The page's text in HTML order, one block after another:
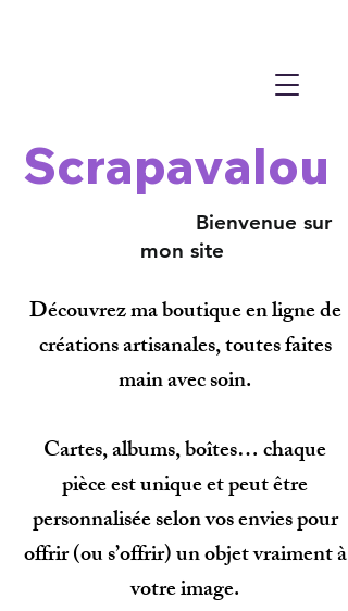
Scrapavalou
Bienvenue sur
mon site
Découvrez ma boutique en ligne de
créations artisanales, toutes faites
main avec soin.
Cartes, albums, boîtes… chaque
pièce est unique et peut être
personnalisée selon vos envies pour
offrir (ou s’offrir) un objet vraiment à
votre image.